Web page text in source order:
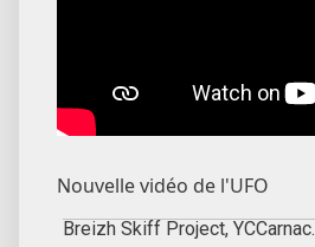
Nouvelle vidéo de l'UFO
Breizh Skiff Project, YCCarnac.